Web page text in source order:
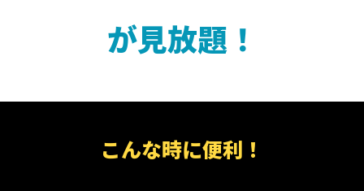
が見放題！
こんな時に便利！